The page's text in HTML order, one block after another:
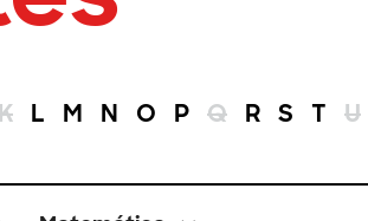
L M N O P Q R S T U